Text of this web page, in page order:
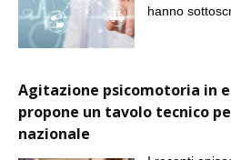
hanno
Agitazione psicomotoria in
propone un tavolo tecnico
nazionale